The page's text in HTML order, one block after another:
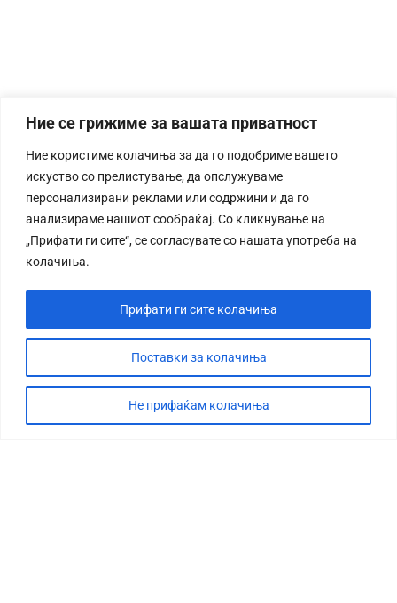
Ние се грижиме за вашата приватност
Ние користиме колачиња за да го подобриме вашето
искуство со прелистување, да опслужуваме
персонализирани реклами или содржини и да го
анализираме нашиот сообраќај. Со кликнување на
„Прифати ги сите“, се согласувате со нашата употреба на
колачиња.
Поставки за колачиња
Не прифаќам колачиња
Прифати ги сите колачиња
СТОРИЈА
ДЕБАТА